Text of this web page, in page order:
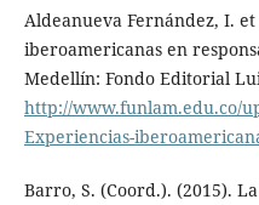
Aldeanueva Fernández, I.
iberoamericanas en
Medellín: Fondo Editorial
http://www.funlam.edu.co/
Experiencias-
Barro, S. (Coord.). (2015).